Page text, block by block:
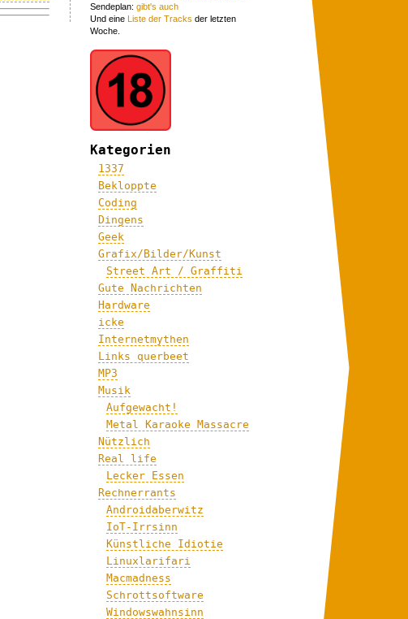
Sendeplan: gibt's auch
Und eine Liste der Tracks der letzten
Woche.
Kategorien
1337
Bekloppte
Coding
Dingens
Geek
Grafix/Bilder/Kunst
Street Art / Graffiti
Gute Nachrichten
Hardware
icke
Internetmythen
Links querbeet
MP3
Musik
Aufgewacht!
Metal Karaoke Massacre
Nützlich
Real life
Lecker Essen
Rechnerrants
Androidaberwitz
IoT-Irrsinn
Künstliche Idiotie
Linuxlarifari
Macmadness
Schrottsoftware
Windowswahnsinn